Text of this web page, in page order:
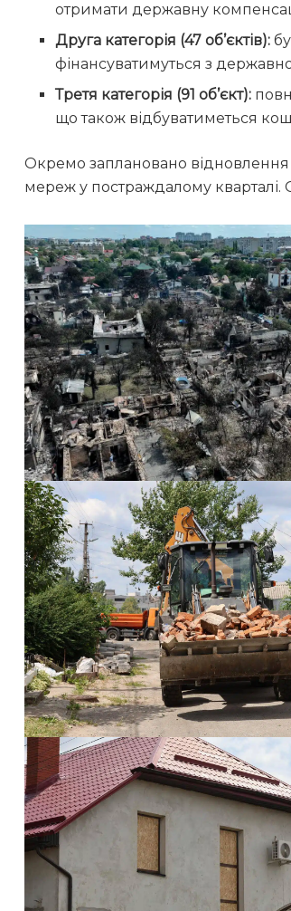
отримати державну
Друга категорія (47 об’єктів):
фінансуватимуться з
Третя категорія (91 об’єкт):
що також відбуватиметься
Окремо заплановано відновлення
мереж у постраждалому